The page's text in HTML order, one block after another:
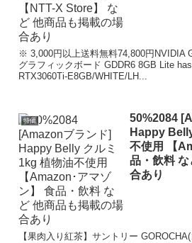
※ 3,000円以上送料無料74,800円NVIDIA
グラフィックボード GDDR6 8GB Lite
RTX3060Ti-E8GB/WHITE/LH...
特価
50%2084
Happy
不使用 【
品・飲料
合あり
【果肉入り紅茶】サントリー